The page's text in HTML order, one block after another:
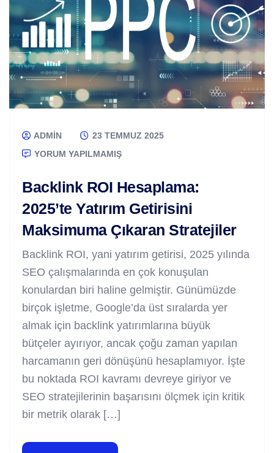
ADMIN
23 TEMMUZ 2025
YORUM YAPILMAMIŞ
Backlink ROI Hesaplama:
2025’te Yatırım Getirisini
Maksimuma Çıkaran Stratejiler
Backlink ROI, yani yatırım getirisi, 2025 yılında
SEO çalışmalarında en çok konuşulan
konulardan biri haline gelmiştir. Günümüzde
birçok işletme, Google’da üst sıralarda yer
almak için backlink yatırımlarına büyük
bütçeler ayırıyor, ancak çoğu zaman yapılan
harcamanın geri dönüşünü hesaplamıyor. İşte
bu noktada ROI kavramı devreye giriyor ve
SEO stratejilerinin başarısını ölçmek için kritik
bir metrik olarak […]